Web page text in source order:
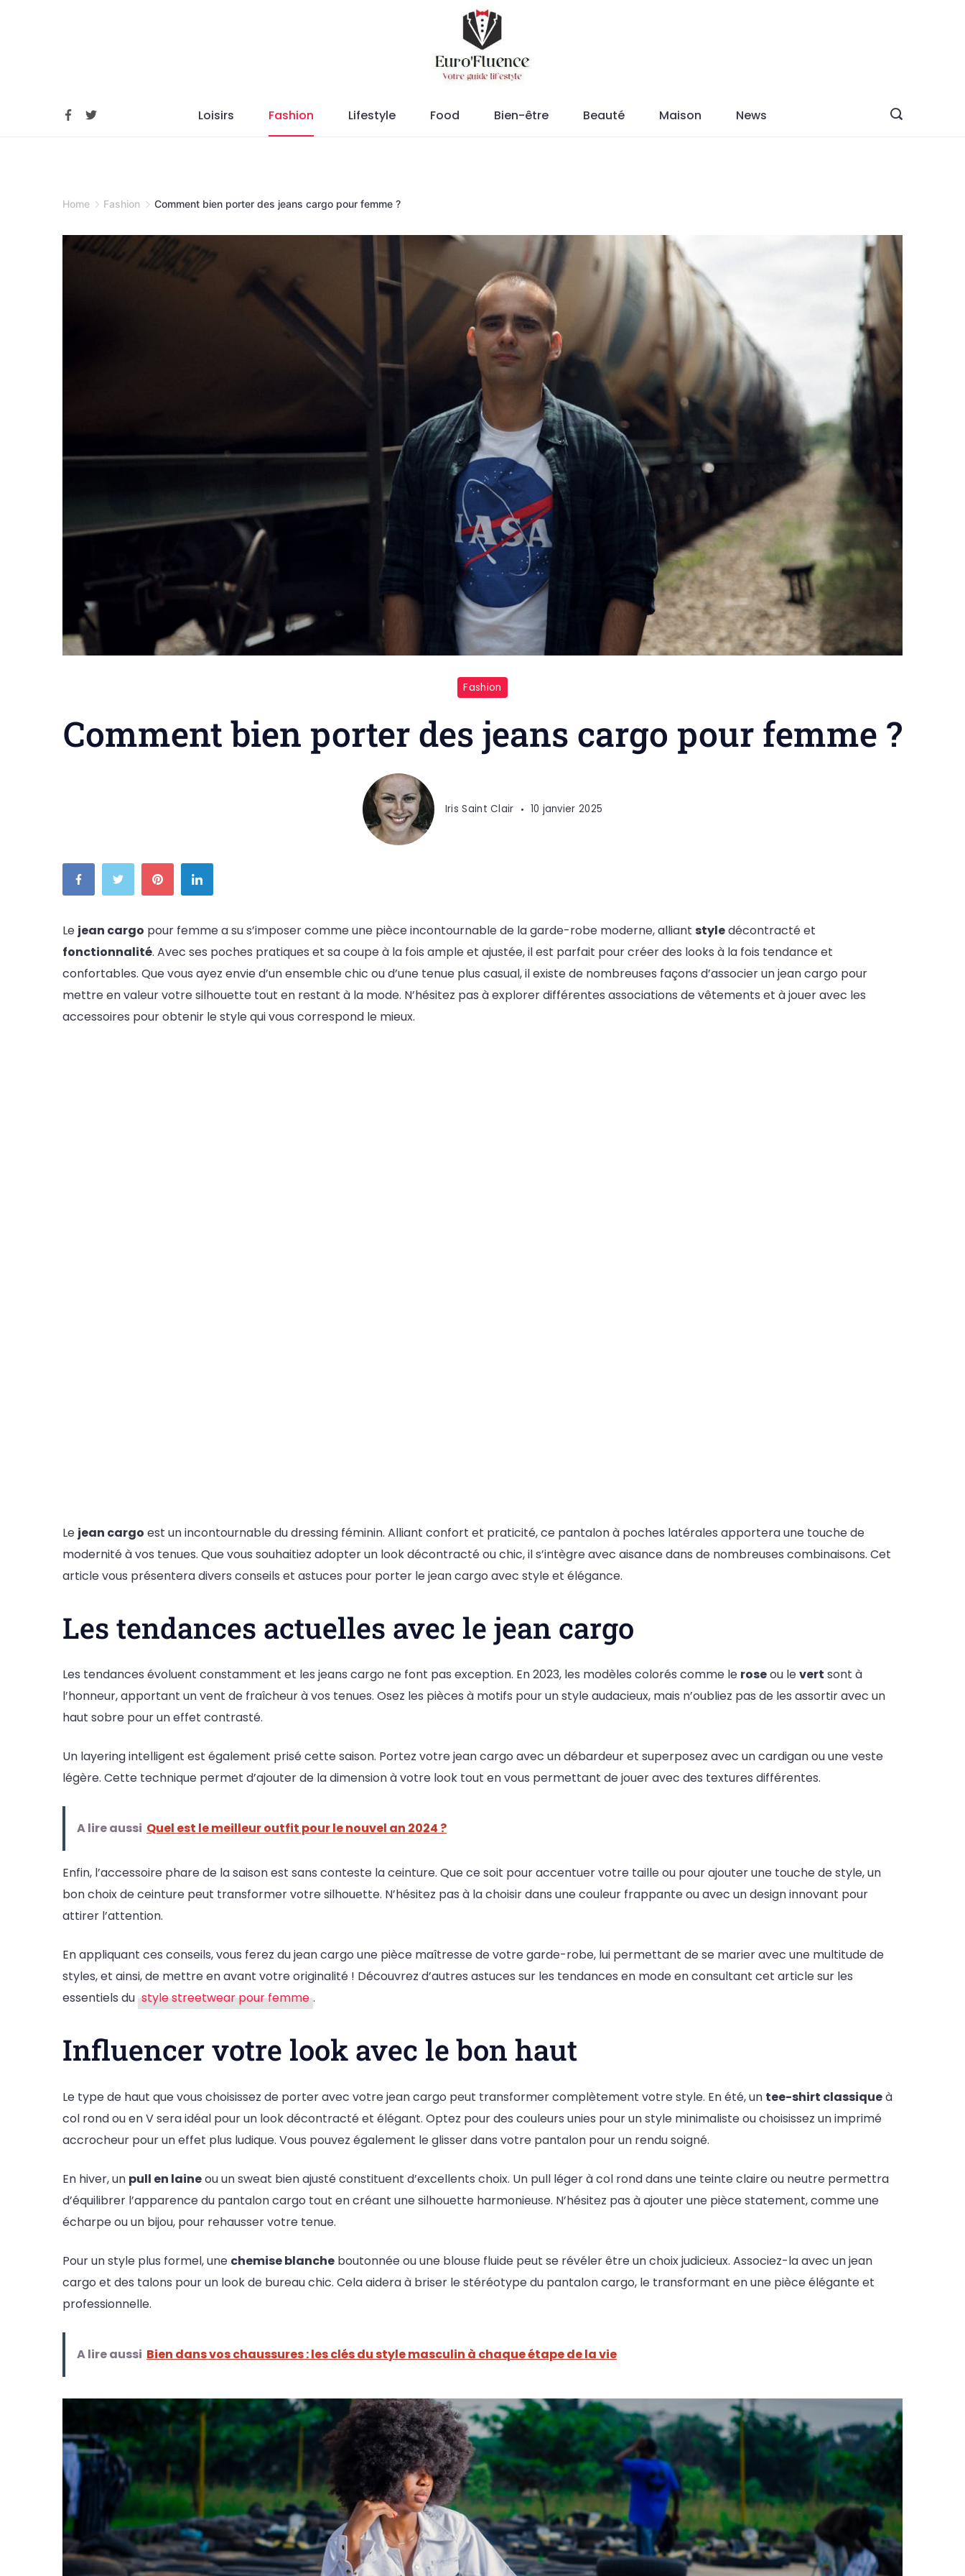
Magazine.
Loisirs Fashion Lifestyle Food Bien-être Beauté Maison News
Home Fashion Comment bien porter des jeans cargo pour femme ?
Fashion
Comment bien porter des jeans cargo pour femme ?
Iris Saint Clair 10 janvier 2025
Le jean cargo pour femme a su s’imposer comme une pièce incontournable de la garde-robe moderne, alliant styledécontracté et
fonctionnalité. Avec ses poches pratiques et sa coupe à la fois ample et ajustée, il est parfait pour créer des looks à la fois tendance et
confortables. Que vous ayez envie d’un ensemble chic ou d’une tenue plus casual, il existe de nombreuses façons d’associer un jean cargo pour
mettre en valeur votre silhouette tout en restant à la mode. N’hésitez pas à explorer différentes associations de vêtements et à jouer avec les
accessoires pour obtenir le style qui vous correspond le mieux.
Le jean cargo est un incontournable du dressing féminin. Alliant confort et praticité, ce pantalon à poches latérales apportera une touche de
modernité à vos tenues. Que vous souhaitiez adopter un look décontracté ou chic, il s’intègre avec aisance dans de nombreuses combinaisons. Cet
article vous présentera divers conseils et astuces pour porter le jean cargo avec style et élégance.
Les tendances actuelles avec le jean cargo
Les tendances évoluent constamment et les jeans cargo ne font pas exception. En 2023, les modèles colorés comme le roseou levert sont à
l’honneur, apportant un vent de fraîcheur à vos tenues. Osez les pièces à motifs pour un style audacieux, mais n’oubliez pas de les assortir avec un
haut sobre pour un effet contrasté.
Un layering intelligent est également prisé cette saison. Portez votre jean cargo avec un débardeur et superposez avec un cardigan ou une veste
légère. Cette technique permet d’ajouter de la dimension à votre look tout en vous permettant de jouer avec des textures différentes.
A lire aussi Quel est le meilleur outfit pour le nouvel an 2024 ?
Enfin, l’accessoire phare de la saison est sans conteste la ceinture. Que ce soit pour accentuer votre taille ou pour ajouter une touche de style, un
bon choix de ceinture peut transformer votre silhouette. N’hésitez pas à la choisir dans une couleur frappante ou avec un design innovant pour
attirer l’attention.
En appliquant ces conseils, vous ferez du jean cargo une pièce maîtresse de votre garde-robe, lui permettant de se marier avec une multitude de
styles, et ainsi, de mettre en avant votre originalité ! Découvrez d’autres astuces sur les tendances en mode en consultant cet article sur les
essentiels du style streetwear pour femme .
Influencer votre look avec le bon haut
Le type de haut que vous choisissez de porter avec votre jean cargo peut transformer complètement votre style. En été, un tee-shirt classiqueà
col rond ou en V sera idéal pour un look décontracté et élégant. Optez pour des couleurs unies pour un style minimaliste ou choisissez un imprimé
accrocheur pour un effet plus ludique. Vous pouvez également le glisser dans votre pantalon pour un rendu soigné.
En hiver, un pull en laineou un sweat bien ajusté constituent d’excellents choix. Un pull léger à col rond dans une teinte claire ou neutre permettra
d’équilibrer l’apparence du pantalon cargo tout en créant une silhouette harmonieuse. N’hésitez pas à ajouter une pièce statement, comme une
écharpe ou un bijou, pour rehausser votre tenue.
Pour un style plus formel, une chemise blanche boutonnée ou une blouse fluide peut se révéler être un choix judicieux. Associez-la avec un jean
cargo et des talons pour un look de bureau chic. Cela aidera à briser le stéréotype du pantalon cargo, le transformant en une pièce élégante et
professionnelle.
A lire aussi Bien dans vos chaussures : les clés du style masculin à chaque étape de la vie